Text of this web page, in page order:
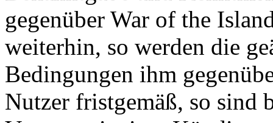
gegenüber War of the
weiterhin, so werden die
Bedingungen ihm
Nutzer fristgemäß, so sind